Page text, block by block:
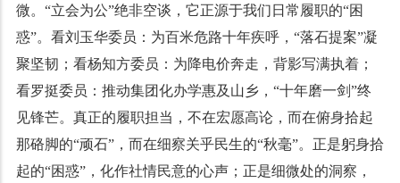
微。“立会为公”绝非空谈，它正源于我们日常履职的“困
惑”。看刘玉华委员：为百米危路十年疾呼，“落石提案”凝
聚坚韧；看杨知方委员：为降电价奔走，背影写满执着；
看罗挺委员：推动集团化办学惠及山乡，“十年磨一剑”终
见锋芒。真正的履职担当，不在宏愿高论，而在俯身拾起
那硌脚的“顽石”，而在细察关乎民生的“秋毫”。正是躬身拾
起的“困惑”，化作社情民意的心声；正是细微处的洞察，